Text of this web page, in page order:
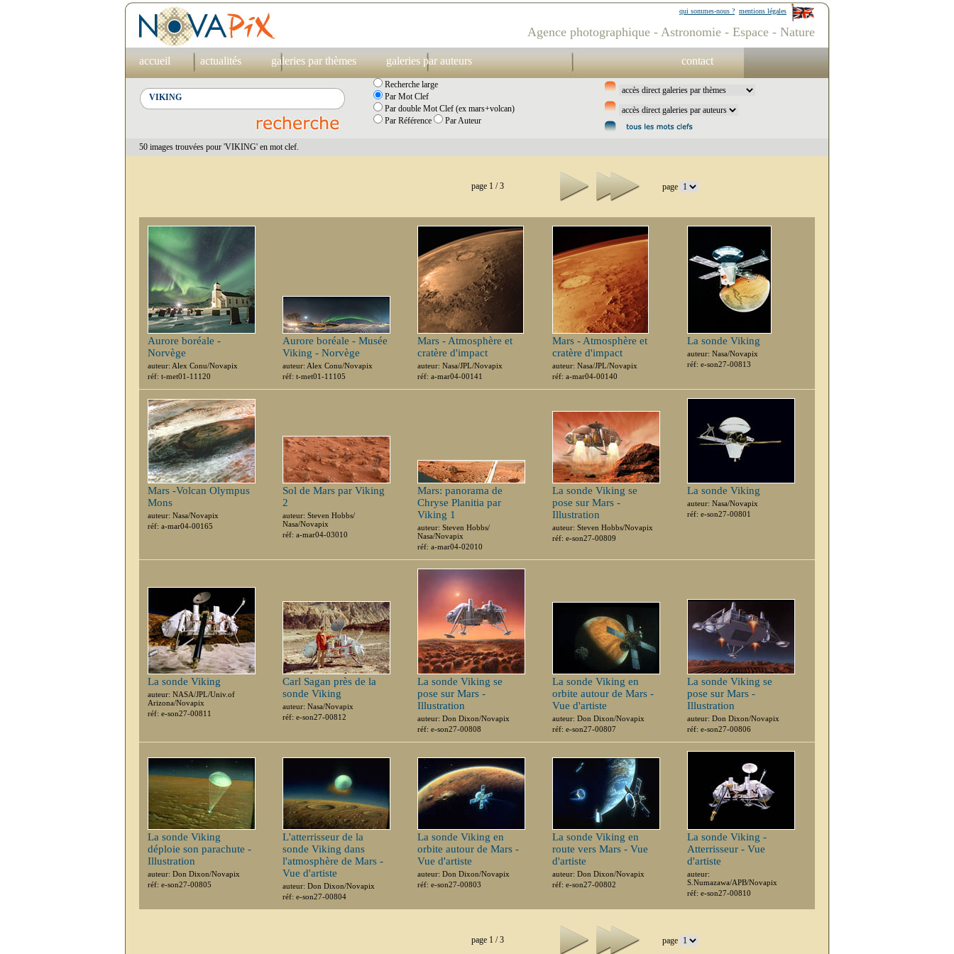
mentions légales
qui sommes-nous ?
Agence photographique - Astronomie - Espace - Nature
accueil actualités galeries par thèmes galeries par auteurs contact
Recherche large
Par Mot Clef
Par double Mot Clef (ex mars+volcan)
Par Référence
Par Auteur
50 images trouvées pour 'VIKING' en mot clef.
page 1 / 3 page
Aurore boréale -
Norvège
auteur: Alex Conu/Novapix
réf: t-met01-11120
Aurore boréale - Musée
Viking - Norvège
auteur: Alex Conu/Novapix
réf: t-met01-11105
Mars - Atmosphère et
cratère d'impact
auteur: Nasa/JPL/Novapix
réf: a-mar04-00141
Mars - Atmosphère et
cratère d'impact
auteur: Nasa/JPL/Novapix
réf: a-mar04-00140
La sonde Viking
auteur: Nasa/Novapix
réf: e-son27-00813
Mars -Volcan Olympus
Mons
auteur: Nasa/Novapix
réf: a-mar04-00165
Sol de Mars par Viking
2
auteur: Steven Hobbs/
Nasa/Novapix
réf: a-mar04-03010
Mars: panorama de
Chryse Planitia par
Viking 1
auteur: Steven Hobbs/
Nasa/Novapix
réf: a-mar04-02010
La sonde Viking se
pose sur Mars -
Illustration
auteur: Steven Hobbs/Novapix
réf: e-son27-00809
La sonde Viking
auteur: Nasa/Novapix
réf: e-son27-00801
La sonde Viking
auteur: NASA/JPL/Univ.of
Arizona/Novapix
réf: e-son27-00811
Carl Sagan près de la
sonde Viking
auteur: Nasa/Novapix
réf: e-son27-00812
La sonde Viking se
pose sur Mars -
Illustration
auteur: Don Dixon/Novapix
réf: e-son27-00808
La sonde Viking en
orbite autour de Mars -
Vue d'artiste
auteur: Don Dixon/Novapix
réf: e-son27-00807
La sonde Viking se
pose sur Mars -
Illustration
auteur: Don Dixon/Novapix
réf: e-son27-00806
La sonde Viking
déploie son parachute -
Illustration
auteur: Don Dixon/Novapix
réf: e-son27-00805
L'atterrisseur de la
sonde Viking dans
l'atmosphère de Mars -
Vue d'artiste
auteur: Don Dixon/Novapix
réf: e-son27-00804
La sonde Viking en
orbite autour de Mars -
Vue d'artiste
auteur: Don Dixon/Novapix
réf: e-son27-00803
La sonde Viking en
route vers Mars - Vue
d'artiste
auteur: Don Dixon/Novapix
réf: e-son27-00802
La sonde Viking -
Atterrisseur - Vue
d'artiste
auteur:
S.Numazawa/APB/Novapix
réf: e-son27-00810
page 1 / 3 page